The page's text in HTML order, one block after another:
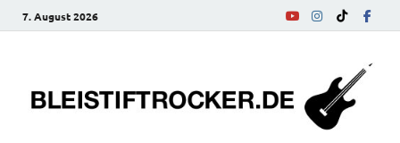
7. August 2026